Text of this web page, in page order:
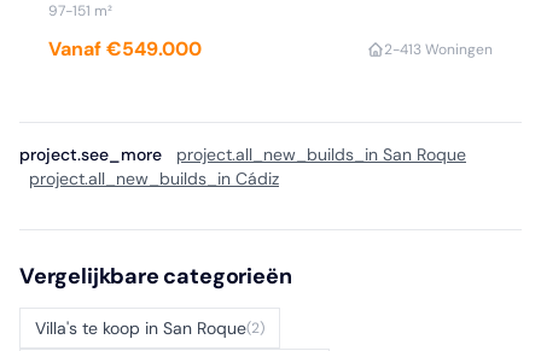
97-151 m²
Vanaf €549.000 2-413 Woningen
project.see_more
project.all_new_builds_in San Roque
project.all_new_builds_in Cádiz
Vergelijkbare categorieën
Villa's te koop in San Roque(2)